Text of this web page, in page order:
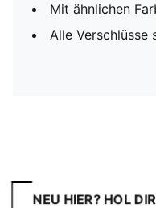
Mit ähnlichen
Alle Verschlüsse
NEU HIER? HOL